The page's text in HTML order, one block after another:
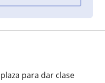
para dar clase